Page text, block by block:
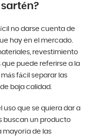
no darse cuenta de
hay en el mercado.
revestimiento
puede referirse a la
fácil separar las
baja calidad.
uso que se quiera dar a
buscan un producto
mayoría de las